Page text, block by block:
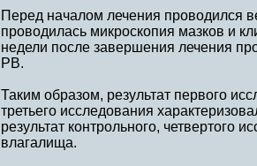
Перед началом лечения проводился
проводилась микроскопия мазков и
недели после завершения лечения
РВ.
Таким образом, результат первого
третьего исследования
результат контрольного, четвертого
влагалища.